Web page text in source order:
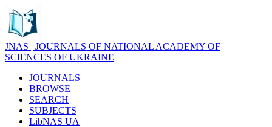
JNAS | JOURNALS OF NATIONAL ACADEMY OF
SCIENCES OF UKRAINE
JOURNALS
BROWSE
SEARCH
SUBJECTS
LibNAS UA